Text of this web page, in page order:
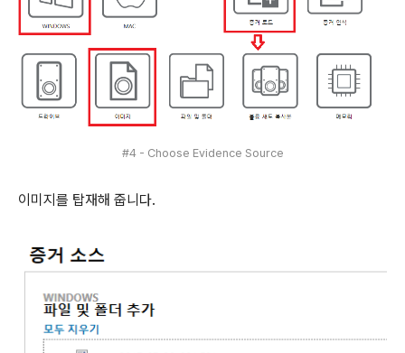
#4 - Choose Evidence Source
이미지를 탑재해 줍니다.